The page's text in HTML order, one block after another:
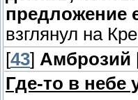
предложение
взглянул на
[43] Амброзий
Где-то в небе